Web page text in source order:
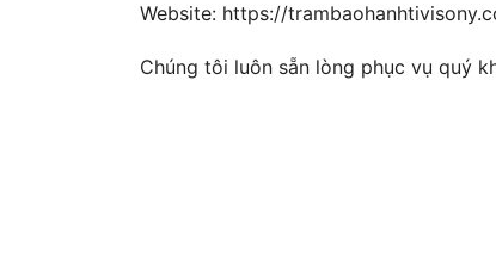
Website: https://
Chúng tôi luôn sẵn lòng phục vụ quý